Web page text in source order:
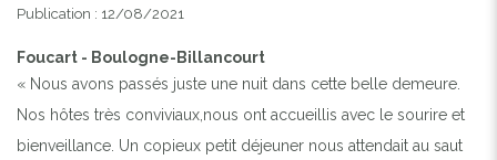
Publication : 12/08/2021
Foucart - Boulogne-Billancourt
« Nous avons passés juste une nuit dans cette belle demeure.
Nos hôtes très conviviaux,nous ont accueillis avec le sourire et
bienveillance. Un copieux petit déjeuner nous attendait au saut